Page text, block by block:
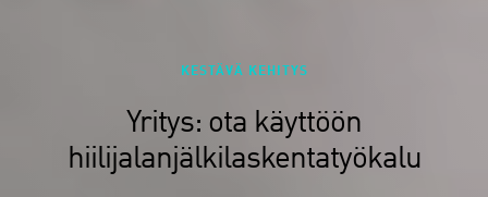
KESTÄVÄ KEHITYS
Yritys: ota käyttöön
hiilijalanjälkilaskentatyökalu